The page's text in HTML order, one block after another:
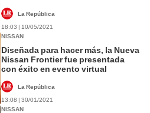
La República
18:03 | 10/05/2021
NISSAN
Diseñada para hacer más, la Nueva
Nissan Frontier fue presentada
con éxito en evento virtual
La República
13:08 | 30/01/2021
NISSAN